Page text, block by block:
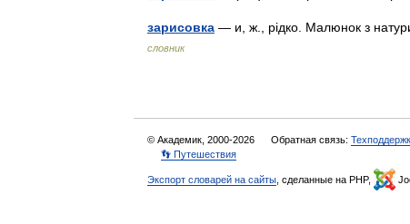
зарисовка — и, ж., рідко. Малюнок з
словник
© Академик, 2000-2026 Обратная связь:
👣 Путешествия
Экспорт словарей на сайты , сделанные на PHP,